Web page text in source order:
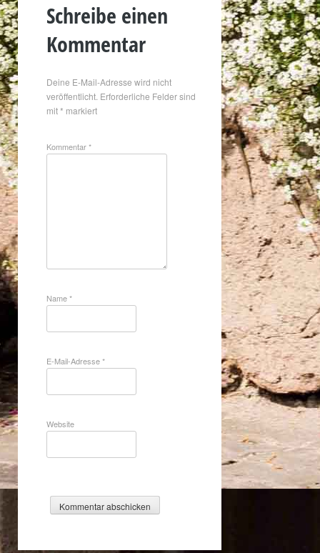
Schreibe einen
Kommentar
Deine E-Mail-Adresse wird nicht
veröffentlicht. Erforderliche Felder sind
mit* markiert
Kommentar*
Name*
E-Mail-Adresse*
Website